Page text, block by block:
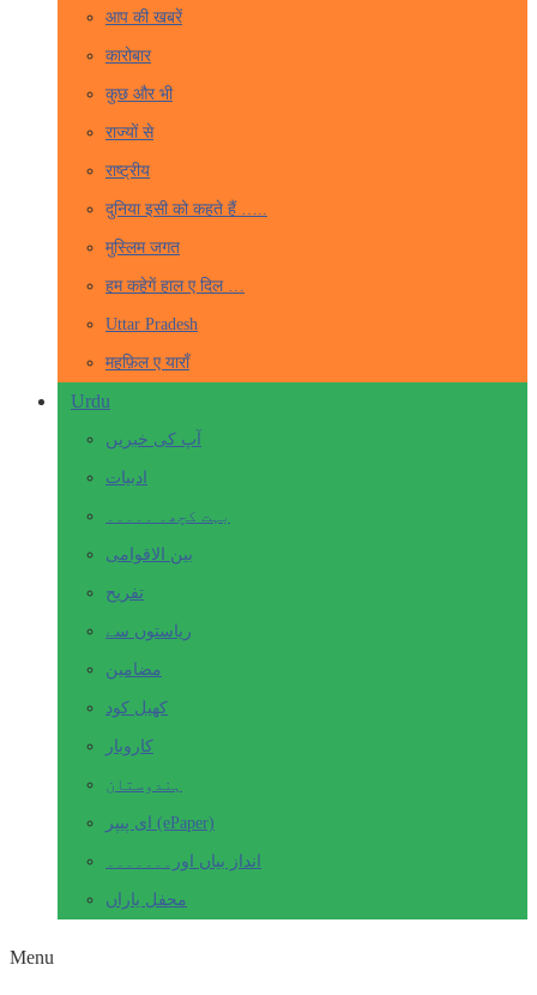
आप की खबरें
कारोबार
कुछ और भी
राज्यों से
राष्ट्रीय
दुनिया इसी को कहते हैं …..
मुस्लिम जगत
हम कहेगें हाल ए दिल …
Uttar Pradesh
महफ़िल ए याराँ
Urdu
آپ کی خبریں
ادبیات
بہت کچھ۔ ۔۔۔۔۔
بین الاقوامی
تفریح
ریاستوں سے
مضامین
کھیل کود
کاروبار
ہندوستان
ای پیپر (ePaper)
انداز بیاں اور۔۔۔۔۔۔۔
محفل یاراں
Menu